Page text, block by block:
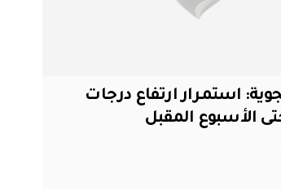
استمرار ارتفاع درجات
الأسبوع المقبل